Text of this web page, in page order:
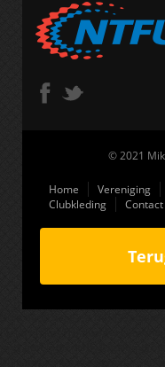
© 2021
Home Vereniging
Clubkleding
Contact